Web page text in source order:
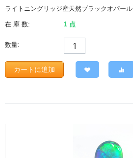
ライトニングリッジ産天然ブラックオパール
在 庫 数: 1 点
数量:
カートに追加